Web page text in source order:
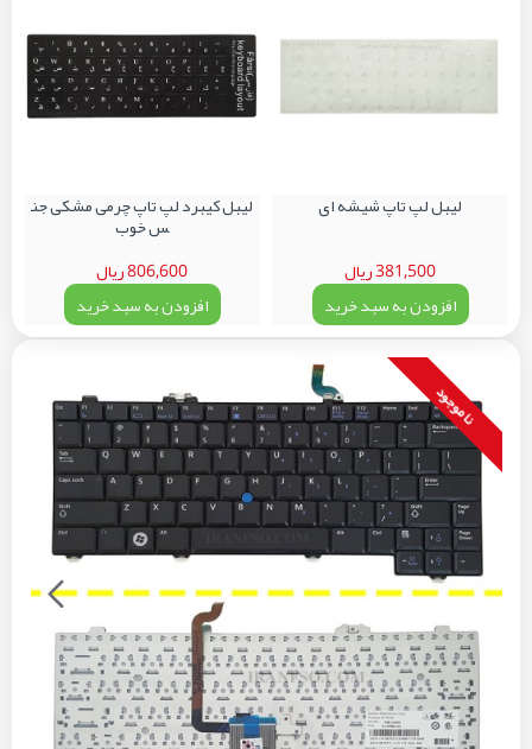
لیبل لپ تاپ شیشه ای
381,500 ریال
افزودن به سبد خرید
لیبل کیبرد لپ تاپ چرمی مشکی جن
س خوب
806,600 ریال
افزودن به سبد خرید
نا موجود